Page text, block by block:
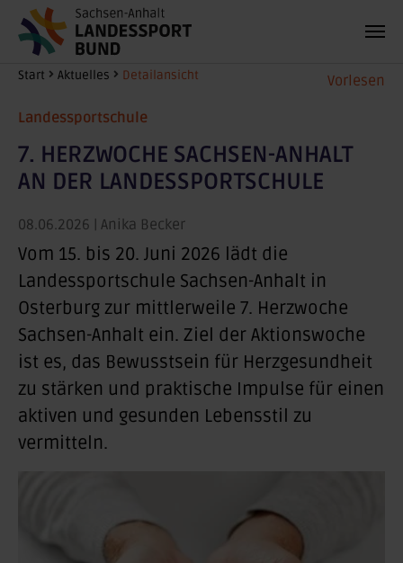
Zum Hauptinhalt springen Vorlesen
Sie sind hier:
Start Aktuelles Detailansicht
Landessportschule
7. HERZWOCHE SACHSEN-ANHALT
AN DER LANDESSPORTSCHULE
08.06.2026 | Anika Becker
Vom 15. bis 20. Juni 2026 lädt die
Landessportschule Sachsen-Anhalt in
Osterburg zur mittlerweile 7. Herzwoche
Sachsen-Anhalt ein. Ziel der Aktionswoche
ist es, das Bewusstsein für Herzgesundheit
zu stärken und praktische Impulse für einen
aktiven und gesunden Lebensstil zu
vermitteln.